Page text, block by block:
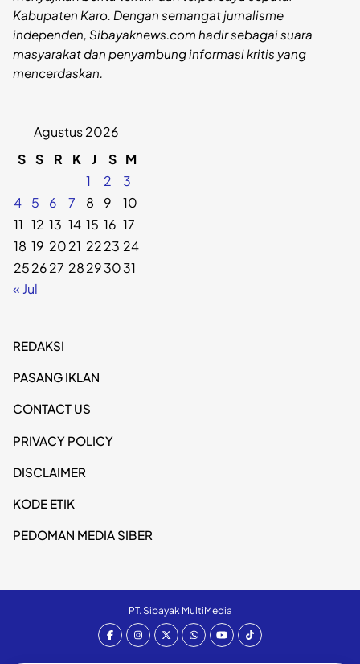
Kabupaten Karo. Dengan semangat jurnalisme
independen, Sibayaknews.com hadir sebagai suara
masyarakat dan penyambung informasi kritis yang
mencerdaskan.
Agustus 2026
S S R K J S M
1
2
3
4
5 6 7 8 9
10
11 12 13 14 15 16 17
18 19 2021 2223 24
252627 28293031
« Jul
REDAKSI
PASANG IKLAN
CONTACT US
PRIVACY POLICY
DISCLAIMER
KODE ETIK
PEDOMAN MEDIA SIBER
PT. Sibayak MultiMedia